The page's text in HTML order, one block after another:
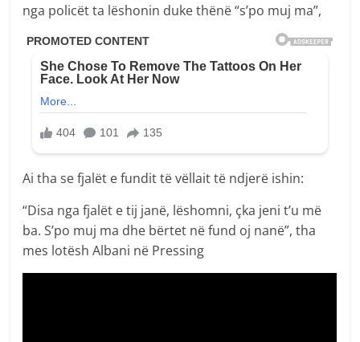
nga policët ta lëshonin duke thënë “s’po muj ma”,
Ai tha se fjalët e fundit të vëllait të ndjerë ishin:
“Disa nga fjalët e tij janë, lëshomni, çka jeni t’u më
ba. S’po muj ma dhe bërtet në fund oj nanë”, tha
mes lotësh Albani në Pressing